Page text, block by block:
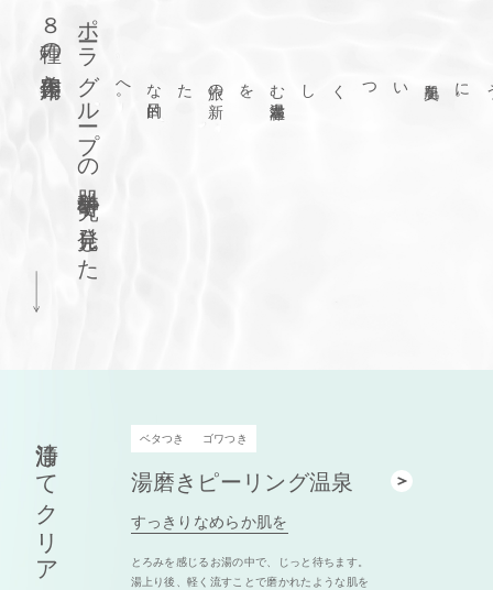
ポーラグループの
肌科学研究で発見した
８種の美容作用
。
美肌をいつくしむ
温泉滞在
を
、
旅の
新
たな
目的
へ
。
清浄してクリア ベタつき ゴワつき
湯磨きピーリング温泉
すっきりなめらか肌を
とろみを感じるお湯の中で、じっと待ちます。
湯上り後、軽く流すことで磨かれたような肌を